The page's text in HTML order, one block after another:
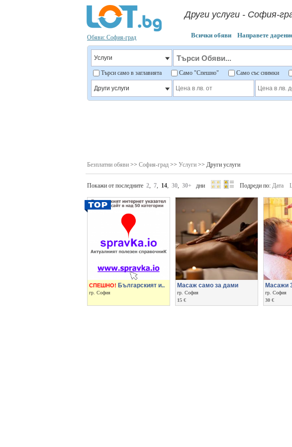
Обяви: София-град
Други услуги - София-
Всички обяви Направете
Търси само в заглавията Само "Спешно" Само със снимки
Безплатни обяви >> София-град >> Услуги >> Други услуги
Покажи от последните 2 7 14 30 30+ дни Подреди по: Дата
СПЕШНО! Българският и..
гр. София
Масаж само за дами
гр. София
15 €
Масажи
гр. София
30 €